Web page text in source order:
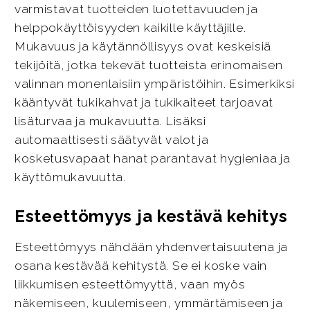
varmistavat tuotteiden luotettavuuden ja
helppokäyttöisyyden kaikille käyttäjille.
Mukavuus ja käytännöllisyys ovat keskeisiä
tekijöitä, jotka tekevät tuotteista erinomaisen
valinnan monenlaisiin ympäristöihin. Esimerkiksi
kääntyvät tukikahvat ja tukikaiteet tarjoavat
lisäturvaa ja mukavuutta. Lisäksi
automaattisesti säätyvät valot ja
kosketusvapaat hanat parantavat hygieniaa ja
käyttömukavuutta.
Esteettömyys ja kestävä kehitys
Esteettömyys nähdään yhdenvertaisuutena ja
osana kestävää kehitystä. Se ei koske vain
liikkumisen esteettömyyttä, vaan myös
näkemiseen, kuulemiseen, ymmärtämiseen ja